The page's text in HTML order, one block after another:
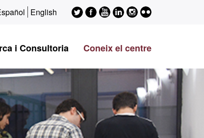
English Twitter
ESAGED
Facebook
ESAGED
Youtube
ESAGED
LinkedIn
ESAGED
Instagram
ESAGED
Flickr
i Consultoria Coneix el centre